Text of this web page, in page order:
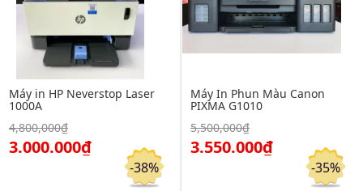
Máy in HP Neverstop Laser
1000A
4,800,000₫
3.000.000₫
-38%
Máy In Phun Màu Canon
PIXMA G1010
5,500,000₫
3.550.000₫
-35%